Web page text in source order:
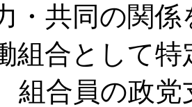
・共同の関
組合として特
組合員の政